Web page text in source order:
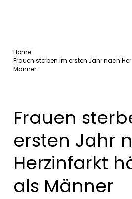
Home
Frauen sterben im ersten Jahr nach
Männer
Frauen
ersten Jahr
Herzinfarkt
als Männer